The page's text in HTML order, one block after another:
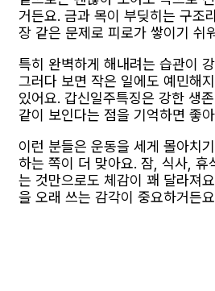
거든요. 금과 목이 부딪히는 구조
장 같은 문제로 피로가 쌓이기 쉬
특히 완벽하게 해내려는 습관이
그러다 보면 작은 일에도 예민해
있어요. 갑신일주특징은 강한 생
같이 보인다는 점을 기억하면 좋
이런 분들은 운동을 세게 몰아치
하는 쪽이 더 맞아요. 잠, 식사, 휴
는 것만으로도 체감이 꽤 달라져
을 오래 쓰는 감각이 중요하거든